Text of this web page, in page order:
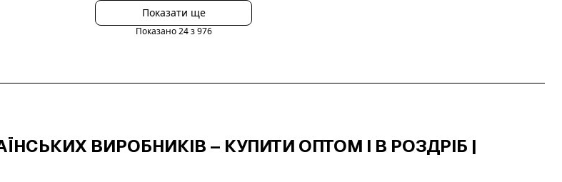
Показати ще
Показано24з976
ВИРОБНИКІВ – КУПИТИ ОПТОМ І В РОЗДРІБ |